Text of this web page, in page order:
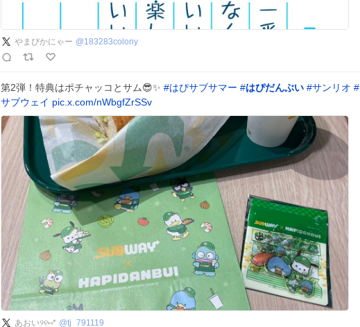
やまぴかにゃー @183283colony
第2弾！特典はポチャッコとサム😎✨ #はぴサブサマー #はぴだんぶい #サンリオ #
サブウェイ pic.x.com/nWbgfZrSSv
あおい୨୧⑅* @tj_791119